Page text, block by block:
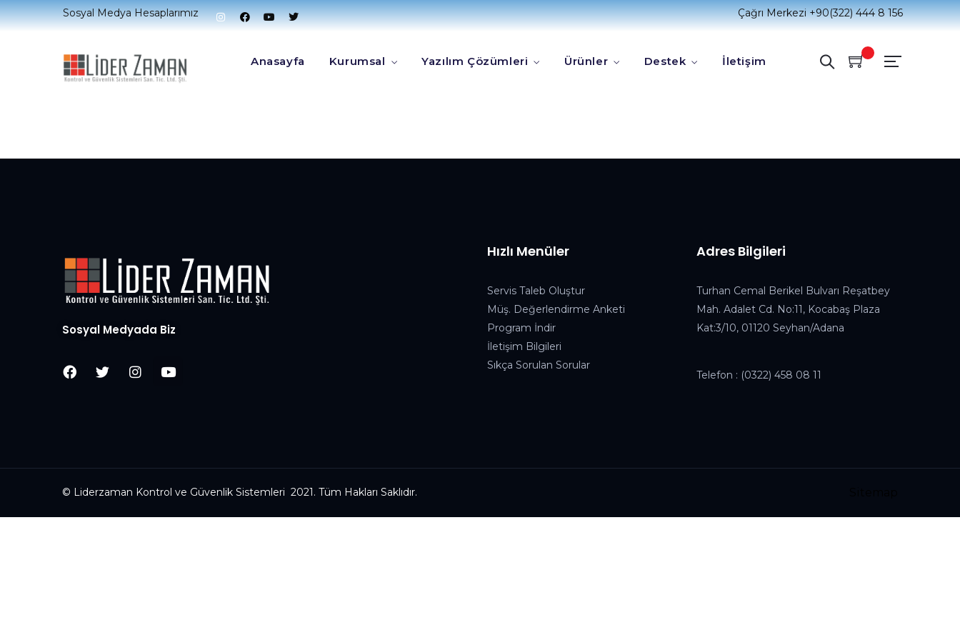
Sosyal Medya Hesaplarımız Çağrı Merkezi+90(322) 444 8 156
Anasayfa Kurumsal Yazılım Çözümleri Ürünler Destek İletişim
Sosyal Medyada Biz
Hızlı Menüler
Servis Taleb Oluştur
Müş. Değerlendirme Anketi
Program İndir
İletişim Bilgileri
Sıkça Sorulan Sorular
Adres Bilgileri
Turhan Cemal Berikel Bulvarı Reşatbey
Mah. Adalet Cd. No:11, Kocabaş Plaza
Kat:3/10, 01120 Seyhan/Adana
Telefon : (0322) 458 08 11
© Liderzaman Kontrol ve Güvenlik Sistemleri 2021. Tüm Hakları Saklıdır.